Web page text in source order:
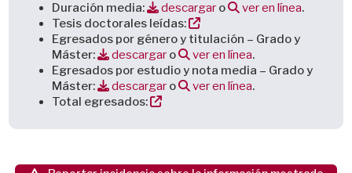
Duración media:
descargar o ver en línea.
Tesis doctorales leídas:
Egresados por género y titulación – Grado y
Máster:
descargar o ver en línea.
Egresados por estudio y nota media – Grado y
Máster:
descargar o ver en línea.
Total egresados: